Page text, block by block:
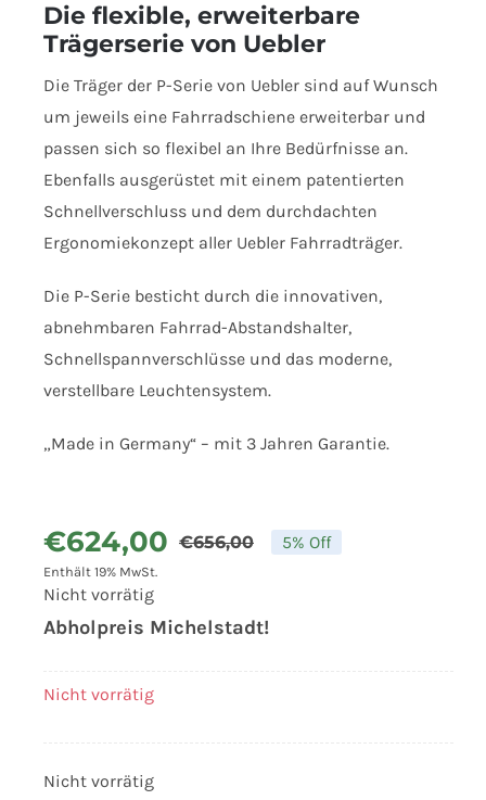
Die flexible, erweiterbare
Trägerserie von Uebler
Die Träger der P-Serie von Uebler sind auf Wunsch
um jeweils eine Fahrradschiene erweiterbar und
passen sich so flexibel an Ihre Bedürfnisse an.
Ebenfalls ausgerüstet mit einem patentierten
Schnellverschluss und dem durchdachten
Ergonomiekonzept aller Uebler Fahrradträger.
Die P-Serie besticht durch die innovativen,
abnehmbaren Fahrrad-Abstandshalter,
Schnellspannverschlüsse und das moderne,
verstellbare Leuchtensystem.
„Made in Germany“ – mit 3 Jahren Garantie.
€656,00Ursprünglicher
war:
€624,00
Aktueller
ist:
Enthält 19% MwSt.
5% Off
Nicht vorrätig
Abholpreis Michelstadt!
Nicht vorrätig
Nicht vorrätig